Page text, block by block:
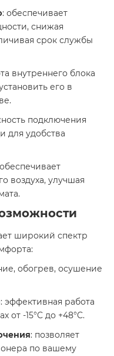
: обеспечивает
снижая
срок службы
внутреннего блока
его в
подключения
для удобства
воздуха, улучшая
широкий спектр
обогрев, осушение
: эффективная работа
от -15°C до +48°C.
: позволяет
по вашему